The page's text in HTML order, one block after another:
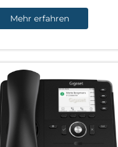
Mehr erfahren